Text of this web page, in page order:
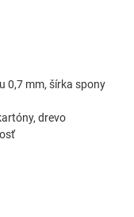
0,7 mm, šírka spony
drevo